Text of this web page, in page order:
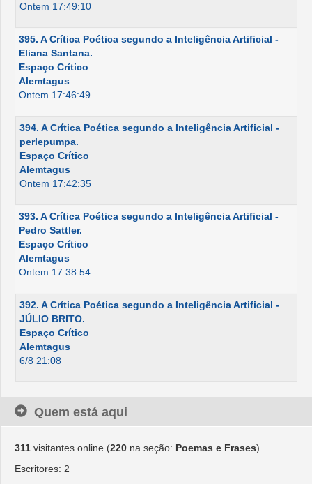
Ontem 17:49:10
395. A Crítica Poética segundo a Inteligência Artificial -
Eliana Santana.
Espaço Crítico
Alemtagus
Ontem 17:46:49
394. A Crítica Poética segundo a Inteligência Artificial -
perlepumpa.
Espaço Crítico
Alemtagus
Ontem 17:42:35
393. A Crítica Poética segundo a Inteligência Artificial -
Pedro Sattler.
Espaço Crítico
Alemtagus
Ontem 17:38:54
392. A Crítica Poética segundo a Inteligência Artificial -
JÚLIO BRITO.
Espaço Crítico
Alemtagus
6/8 21:08
Quem está aqui
311 visitantes online (220 na seção: Poemas e Frases)
Escritores: 2